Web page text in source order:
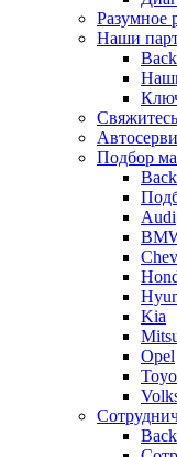
Разумное
Наши
Back
Подбор
Back
Audi
Kia
Opel
Back